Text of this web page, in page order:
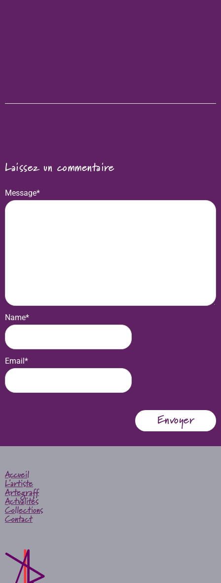
Laissez un commentaire
Message*
Name*
Email*
Accueil
L'artiste
Artegraff
Actualités
Collections
Contact